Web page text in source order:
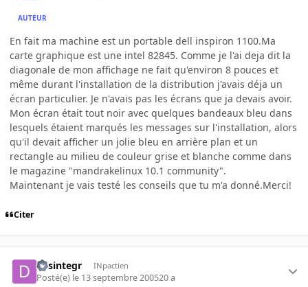
AUTEUR
En fait ma machine est un portable dell inspiron 1100.Ma
carte graphique est une intel 82845. Comme je l'ai deja dit la
diagonale de mon affichage ne fait qu'environ 8 pouces et
même durant l'installation de la distribution j'avais déja un
écran particulier. Je n'avais pas les écrans que ja devais avoir.
Mon écran était tout noir avec quelques bandeaux bleu dans
lesquels étaient marqués les messages sur l'installation, alors
qu'il devait afficher un jolie bleu en arrière plan et un
rectangle au milieu de couleur grise et blanche comme dans
le magazine "mandrakelinux 10.1 community".
Maintenant je vais testé les conseils que tu m'a donné.Merci!
Citer
desintegr INpactien
Posté(e) le 13 septembre 200520 a